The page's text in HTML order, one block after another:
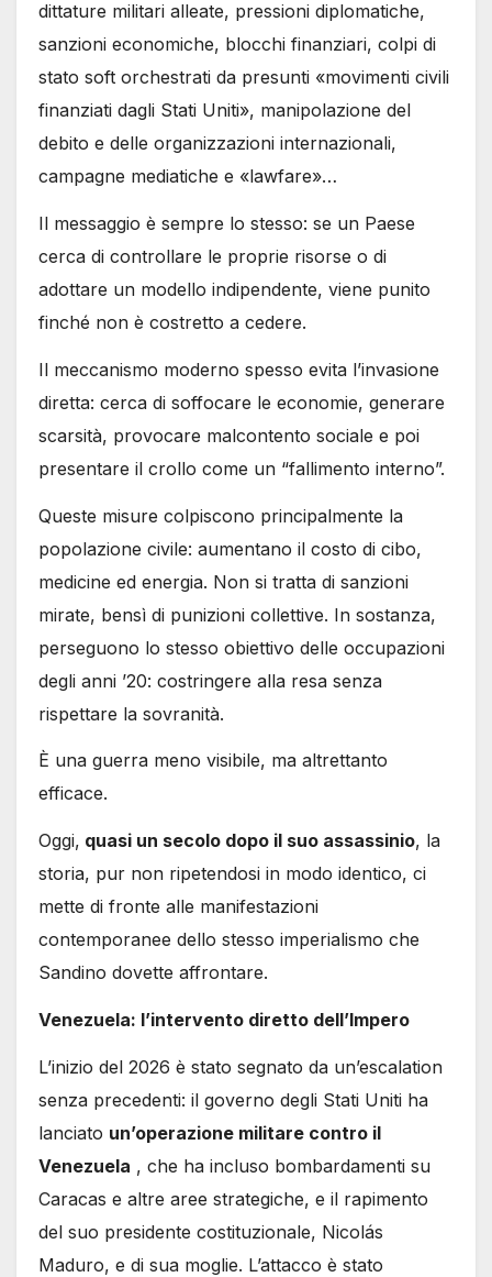
dittature militari alleate, pressioni diplomatiche,
sanzioni economiche, blocchi finanziari, colpi di
stato soft orchestrati da presunti «movimenti civili
finanziati dagli Stati Uniti», manipolazione del
debito e delle organizzazioni internazionali,
campagne mediatiche e «lawfare»…
Il messaggio è sempre lo stesso: se un Paese
cerca di controllare le proprie risorse o di
adottare un modello indipendente, viene punito
finché non è costretto a cedere.
Il meccanismo moderno spesso evita l’invasione
diretta: cerca di soffocare le economie, generare
scarsità, provocare malcontento sociale e poi
presentare il crollo come un “fallimento interno”.
Queste misure colpiscono principalmente la
popolazione civile: aumentano il costo di cibo,
medicine ed energia. Non si tratta di sanzioni
mirate, bensì di punizioni collettive. In sostanza,
perseguono lo stesso obiettivo delle occupazioni
degli anni ’20: costringere alla resa senza
rispettare la sovranità.
È una guerra meno visibile, ma altrettanto
efficace.
Oggi, quasi un secolo dopo il suo assassinio, la
storia, pur non ripetendosi in modo identico, ci
mette di fronte alle manifestazioni
contemporanee dello stesso imperialismo che
Sandino dovette affrontare.
Venezuela: l’intervento diretto dell’Impero
L’inizio del 2026 è stato segnato da un’escalation
senza precedenti: il governo degli Stati Uniti ha
lanciato un’operazione militare contro il
Venezuela , che ha incluso bombardamenti su
Caracas e altre aree strategiche, e il rapimento
del suo presidente costituzionale, Nicolás
Maduro, e di sua moglie. L’attacco è stato